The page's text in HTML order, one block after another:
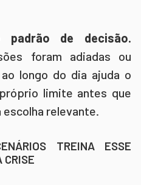
de decisão.
foram adiadas ou
longo do dia ajuda o
limite antes que
relevante.
TREINA ESSE
CRISE